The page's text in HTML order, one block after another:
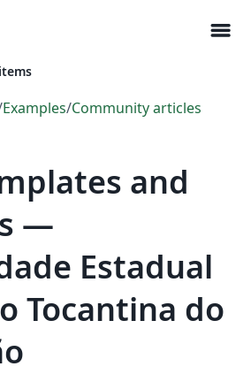
menu
Examples/Community articles
and
—
Estadual
Tocantina do